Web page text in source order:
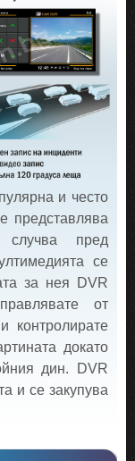
и често
представлява
пред
се
за нея DVR
от
контролирате
докато
дин. DVR
и се закупува